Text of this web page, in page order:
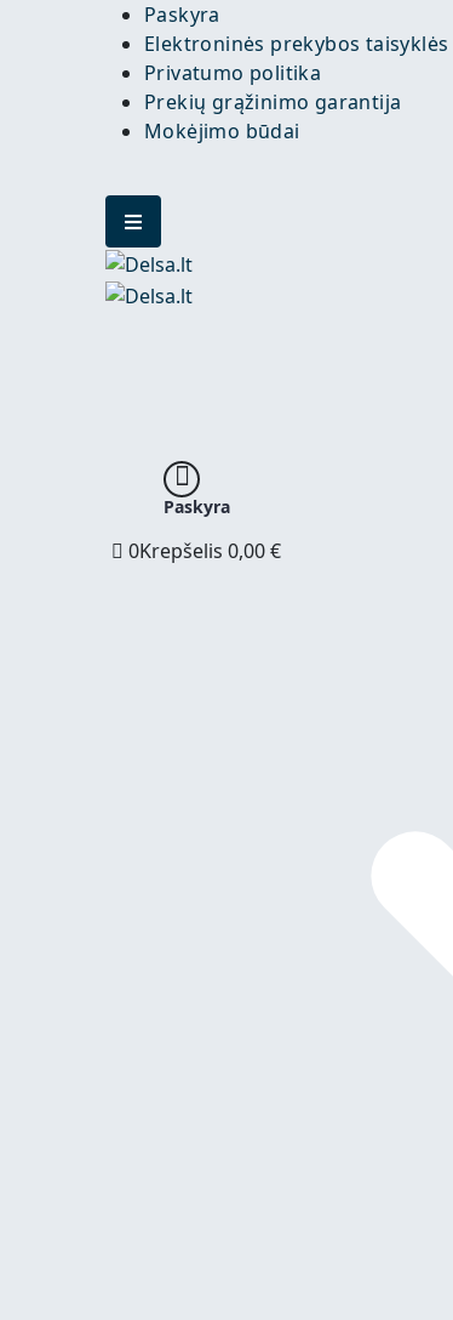
Paskyra
Elektroninės prekybos taisyklės
Privatumo politika
Prekių grąžinimo garantija
Mokėjimo būdai
Paskyra
0Krepšelis0,00€